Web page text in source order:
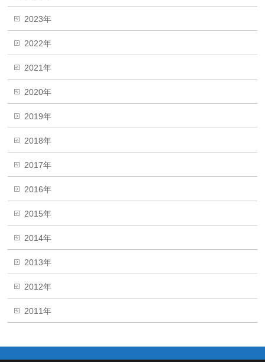
2023年
2022年
2021年
2020年
2019年
2018年
2017年
2016年
2015年
2014年
2013年
2012年
2011年